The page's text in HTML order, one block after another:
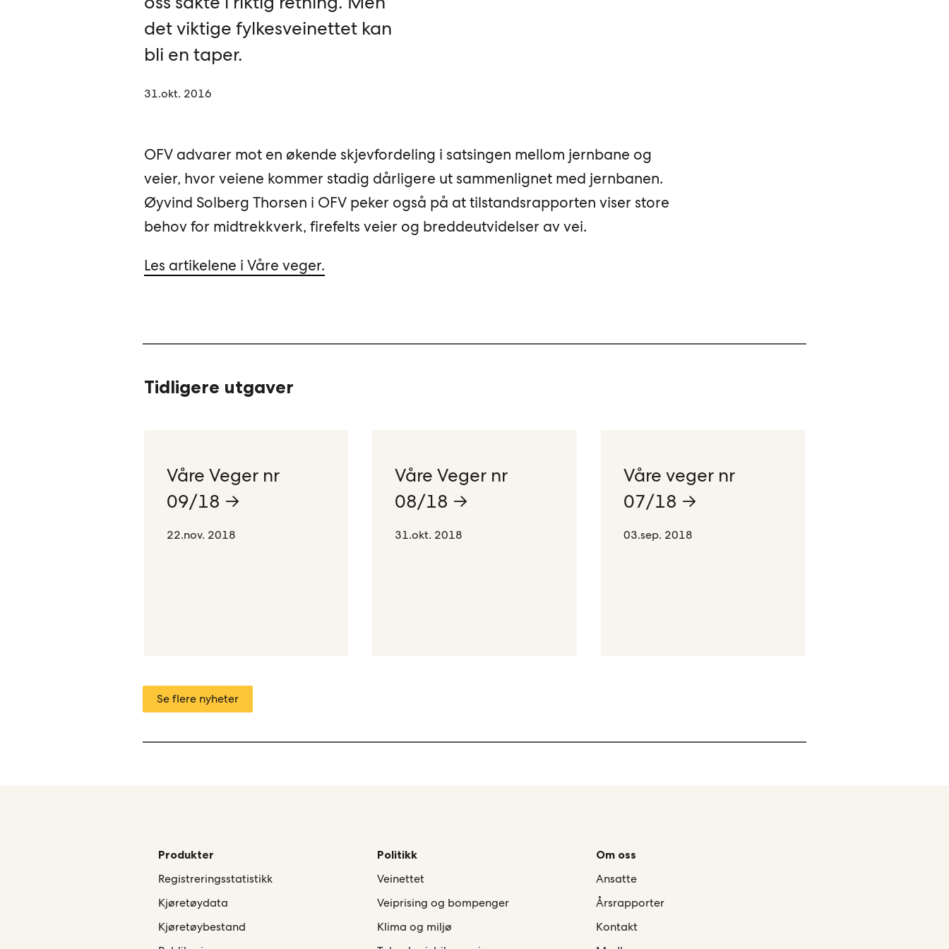
det viktige fylkesveinettet kan
bli en taper.
31.okt. 2016
OFV advarer mot en økende skjevfordeling i satsingen mellom jernbane og
veier, hvor veiene kommer stadig dårligere ut sammenlignet med jernbanen.
Øyvind Solberg Thorsen i OFV peker også på at tilstandsrapporten viser store
behov for midtrekkverk, firefelts veier og breddeutvidelser av vei.
Les artikelene i Våre veger.
Tidligere utgaver
Våre Veger nr
09/18 →
22.nov. 2018
Våre Veger nr
08/18 →
31.okt. 2018
Våre veger nr
07/18 →
03.sep. 2018
Se flere nyheter
Produkter
Registreringsstatistikk
Kjøretøydata
Kjøretøybestand
Politikk
Veinettet
Veiprising og bompenger
Klima og miljø
Om oss
Ansatte
Årsrapporter
Kontakt